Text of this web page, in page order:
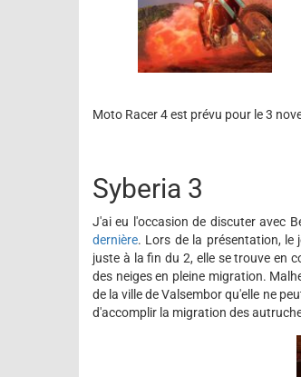
Moto Racer 4 est prévu pour le 3
Syberia 3
J'ai eu l'occasion de discuter avec
dernière. Lors de la présentation, le
juste à la fin du 2, elle se trouve en
des neiges en pleine migration.
de la ville de Valsembor qu'elle ne
d'accomplir la migration des